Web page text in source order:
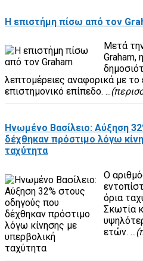
Η επιστήμη πίσω από τον
Μετά
Graham,
λεπτομέρειες αναφορικά με το
επιστημονικό επίπεδο. ...
Ηνωμένο Βασίλειο: Αύξηση
δέχθηκαν πρόστιμο λόγω
ταχύτητα
Ο
όρια
Σκωτία
ετών. ...